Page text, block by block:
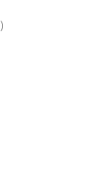
)